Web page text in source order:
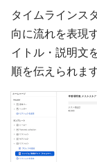
タイムラインス
向に流れを表現
イトル・説明文
順を伝えられます